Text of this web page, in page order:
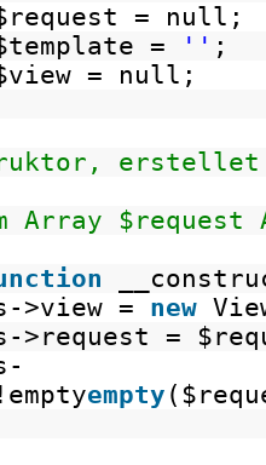
=
= '' ;
= null;
erstellet
$request
->view = new
->request =
-
emptyempty (